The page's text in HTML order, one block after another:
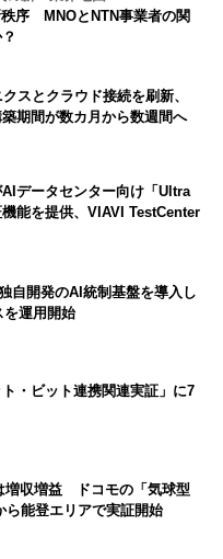
秩序 MNOとNTN事業者の関
スとクラウド接続を刷新、
期間が数カ月から数週間へ
データセンター向け「Ultra
能を提供、VIAVI TestCenter
自開発のAI統制基盤を導入し
を運用開始
・ビット連携関連実証」に7
増収増益 ドコモの「気球型
ら能登エリアで実証開始